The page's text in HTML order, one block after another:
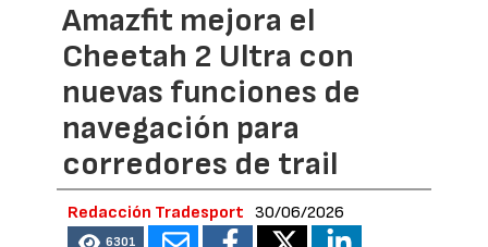
Amazfit mejora el
Cheetah 2 Ultra con
nuevas funciones de
navegación para
corredores de trail
Redacción Tradesport 30/06/2026
6301